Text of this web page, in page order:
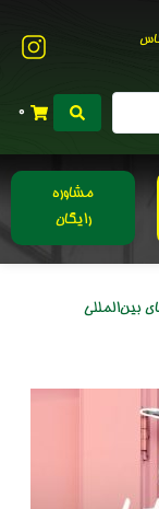
0
مشاوره
رایگان
بین‌المللی